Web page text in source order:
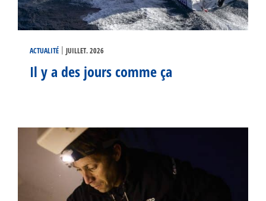
ACTUALITÉ | JUILLET. 2026
Il y a des jours comme ça